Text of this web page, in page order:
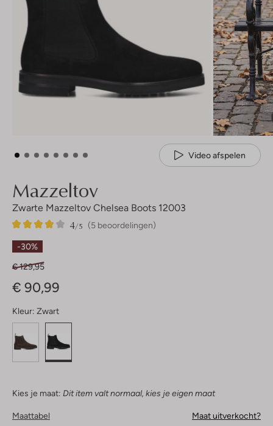
Video afspelen
Mazzeltov
Zwarte Mazzeltov Chelsea Boots 12003
(5 beoordelingen)
4/5
5
4
Sterren
-30%
€ 129,95
€ 90,99
Kleur: Zwart
Kies je maat: Dit item valt normaal, kies je eigen maat
Maattabel Maat uitverkocht?